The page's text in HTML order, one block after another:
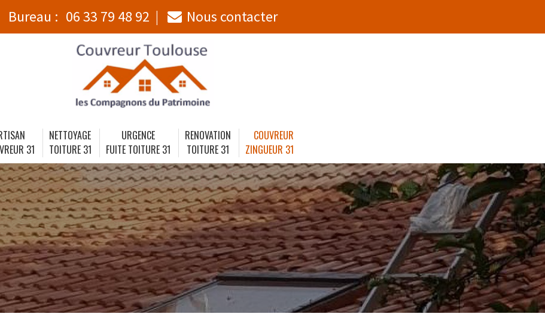
Bureau : 06 33 79 48 92 Nous contacter
31
NETTOYAGE
TOITURE 31
URGENCE
FUITE TOITURE 31
RENOVATION
TOITURE 31
COUVREUR
ZINGUEUR 31